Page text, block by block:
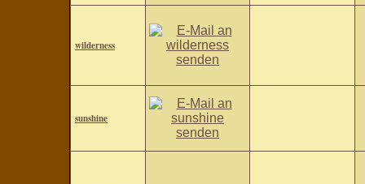
wilderness
sunshine